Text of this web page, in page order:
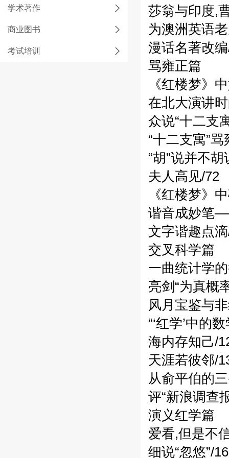
学术著作
商业图书
考试培训
莎翁与印度,
为澳洲英语
漫话名著改
骂雍正篇
《红楼梦》
在北大演讲
众说“十二支
“十二支寓”
“胡”说并不胡
夫人高见/72
《红楼梦
谐音成妙笔
文字谐趣点
交叉科学篇
一曲统计学
亮剑“为真概
风月宝鉴与
“‘红学’中的
海内存知己/
天涯若彼邻/
从俞平伯的
评“新浪调查
演义红学篇
爱看,但是不
细说“忽悠”/